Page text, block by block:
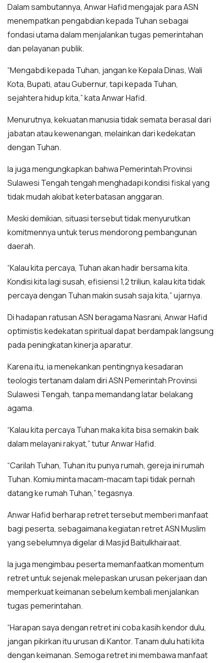
Dalam sambutannya, Anwar Hafid mengajak para ASN
menempatkan pengabdian kepada Tuhan sebagai
fondasi utama dalam menjalankan tugas pemerintahan
dan pelayanan publik.
“Mengabdi kepada Tuhan, jangan ke Kepala Dinas, Wali
Kota, Bupati, atau Gubernur, tapi kepada Tuhan,
sejahtera hidup kita,” kata Anwar Hafid.
Menurutnya, kekuatan manusia tidak semata berasal dari
jabatan atau kewenangan, melainkan dari kedekatan
dengan Tuhan.
Ia juga mengungkapkan bahwa Pemerintah Provinsi
Sulawesi Tengah tengah menghadapi kondisi fiskal yang
tidak mudah akibat keterbatasan anggaran.
Meski demikian, situasi tersebut tidak menyurutkan
komitmennya untuk terus mendorong pembangunan
daerah.
“Kalau kita percaya, Tuhan akan hadir bersama kita.
Kondisi kita lagi susah, efisiensi 1,2 triliun, kalau kita tidak
percaya dengan Tuhan makin susah saja kita,” ujarnya.
Di hadapan ratusan ASN beragama Nasrani, Anwar Hafid
optimistis kedekatan spiritual dapat berdampak langsung
pada peningkatan kinerja aparatur.
Karena itu, ia menekankan pentingnya kesadaran
teologis tertanam dalam diri ASN Pemerintah Provinsi
Sulawesi Tengah, tanpa memandang latar belakang
agama.
“Kalau kita percaya Tuhan maka kita bisa semakin baik
dalam melayani rakyat,” tutur Anwar Hafid.
“Carilah Tuhan, Tuhan itu punya rumah, gereja ini rumah
Tuhan. Komiu minta macam-macam tapi tidak pernah
datang ke rumah Tuhan,” tegasnya.
Anwar Hafid berharap retret tersebut memberi manfaat
bagi peserta, sebagaimana kegiatan retret ASN Muslim
yang sebelumnya digelar di Masjid Baitulkhairaat.
Ia juga mengimbau peserta memanfaatkan momentum
retret untuk sejenak melepaskan urusan pekerjaan dan
memperkuat keimanan sebelum kembali menjalankan
tugas pemerintahan.
“Harapan saya dengan retret ini coba kasih kendor dulu,
jangan pikirkan itu urusan di Kantor. Tanam dulu hati kita
dengan keimanan. Semoga retret ini membawa manfaat